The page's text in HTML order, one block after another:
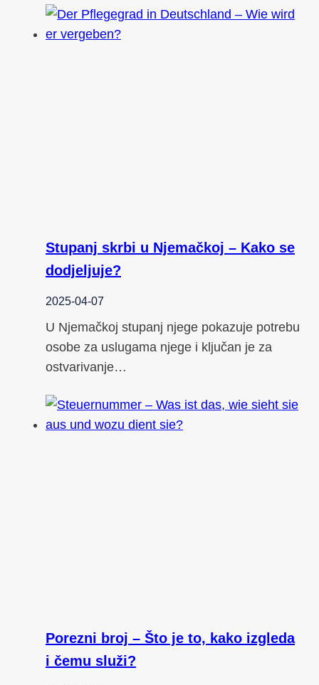
Stupanj skrbi u Njemačkoj – Kako se
dodjeljuje?
2025-04-07
U Njemačkoj stupanj njege pokazuje potrebu
osobe za uslugama njege i ključan je za
ostvarivanje…
Porezni broj – Što je to, kako izgleda
i čemu služi?